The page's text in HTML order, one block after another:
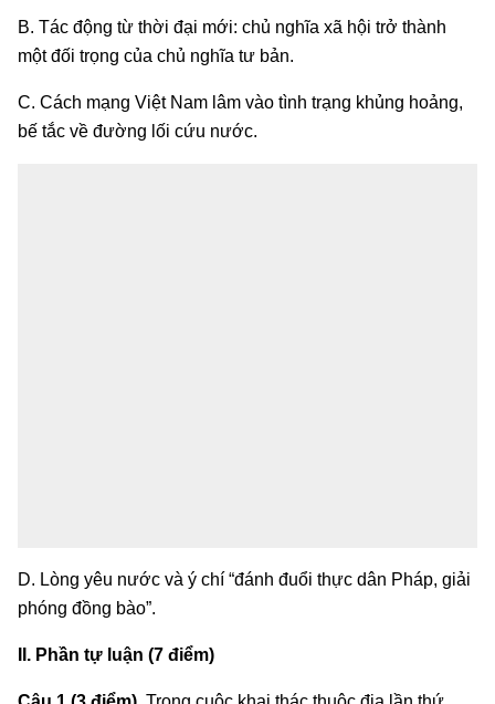
B. Tác động từ thời đại mới: chủ nghĩa xã hội trở thành
một đối trọng của chủ nghĩa tư bản.
C. Cách mạng Việt Nam lâm vào tình trạng khủng hoảng,
bế tắc về đường lối cứu nước.
D. Lòng yêu nước và ý chí “đánh đuổi thực dân Pháp, giải
phóng đồng bào”.
II. Phần tự luận (7 điểm)